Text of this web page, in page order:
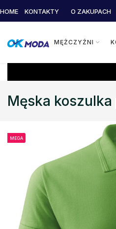
HOME KONTAKTY O ZAKUPACH
MĘŻCZYŹNI
Męska
MEGA